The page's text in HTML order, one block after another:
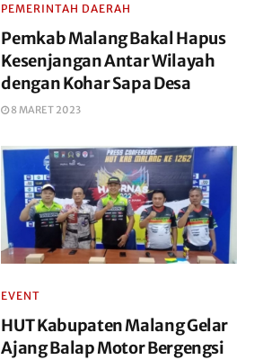
PEMERINTAH DAERAH
Pemkab Malang Bakal Hapus
Kesenjangan Antar Wilayah
dengan Kohar Sapa Desa
8 MARET 2023
EVENT
HUT Kabupaten Malang Gelar
Ajang Balap Motor Bergengsi